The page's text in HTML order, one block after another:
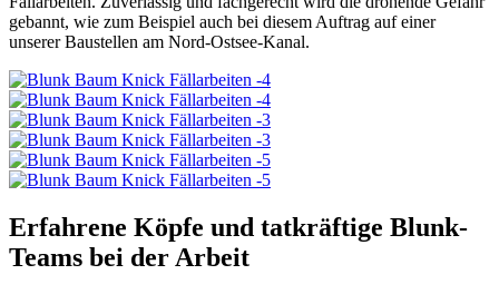
gebannt, wie zum Beispiel auch bei diesem Auftrag auf einer
unserer Baustellen am Nord-Ostsee-Kanal.
Erfahrene Köpfe und tatkräftige Blunk-
Teams bei der Arbeit